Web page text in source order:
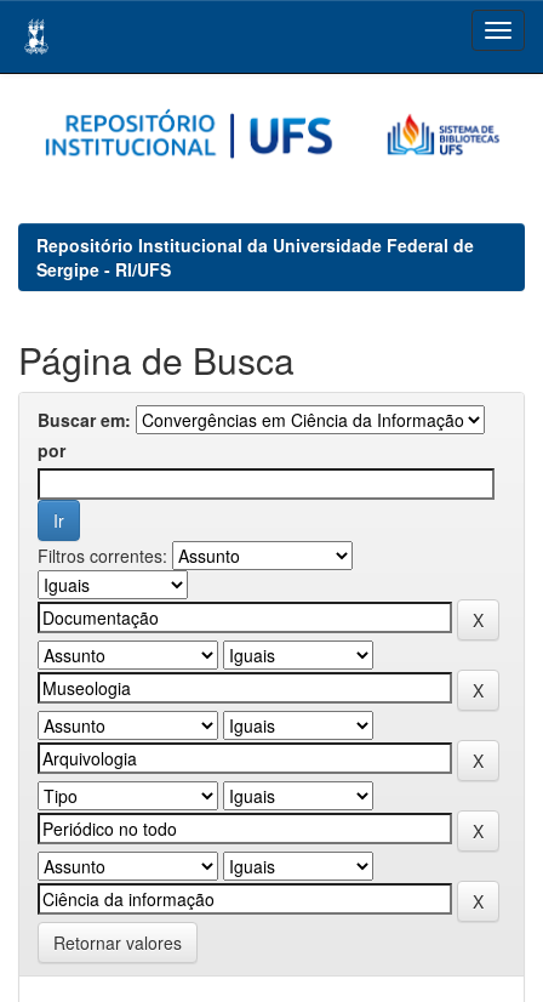
navigation
Repositório Institucional da Universidade Federal de
Sergipe - RI/UFS
Página de Busca
Buscar em:
por
Filtros correntes:
Retornar valores